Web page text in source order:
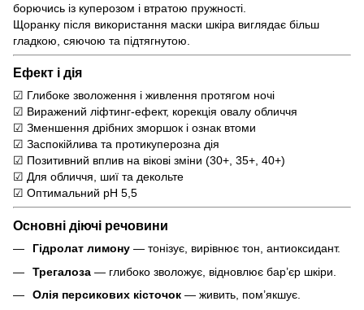
борючись із куперозом і втратою пружності.
Щоранку після використання маски шкіра виглядає більш
гладкою, сяючою та підтягнутою.
Ефект і дія
☑ Глибоке зволоження і живлення протягом ночі
☑ Виражений ліфтинг-ефект, корекція овалу обличчя
☑ Зменшення дрібних зморшок і ознак втоми
☑ Заспокійлива та протикуперозна дія
☑ Позитивний вплив на вікові зміни (30+, 35+, 40+)
☑ Для обличчя, шиї та декольте
☑ Оптимальний pH 5,5
Основні діючі речовини
Гідролат лимону — тонізує, вирівнює тон, антиоксидант.
Трегалоза — глибоко зволожує, відновлює бар’єр шкіри.
Олія персикових кісточок — живить, пом’якшує.